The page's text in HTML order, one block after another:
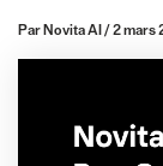
Par Novita AI / 2 mars